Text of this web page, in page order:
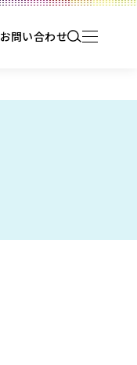
お問い合わせ